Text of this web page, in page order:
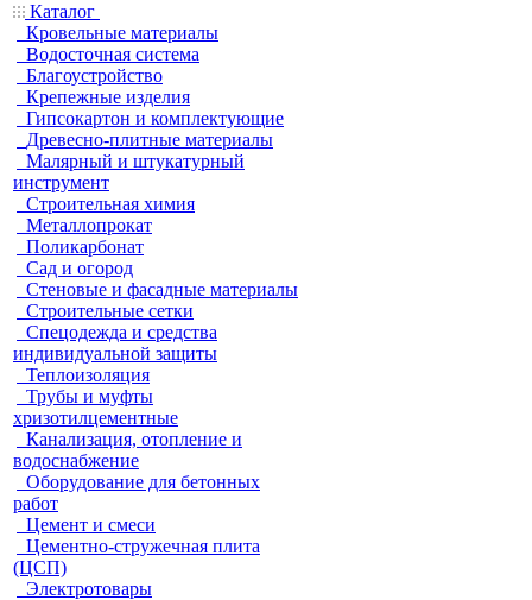
Каталог
Кровельные материалы
Водосточная система
Благоустройство
Крепежные изделия
Гипсокартон и комплектующие
Древесно-плитные материалы
Малярный и штукатурный
инструмент
Строительная химия
Металлопрокат
Поликарбонат
Сад и огород
Стеновые и фасадные материалы
Строительные сетки
Спецодежда и средства
индивидуальной защиты
Теплоизоляция
Трубы и муфты
хризотилцементные
Канализация, отопление и
водоснабжение
Оборудование для бетонных
работ
Цемент и смеси
Цементно-стружечная плита
(ЦСП)
Электротовары